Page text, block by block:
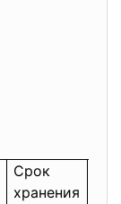
Срок
хранения